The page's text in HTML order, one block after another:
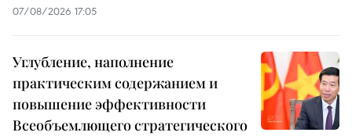
07/08/2026 17:05
Углубление, наполнение
практическим содержанием и
повышение эффективности
Всеобъемлющего стратегического